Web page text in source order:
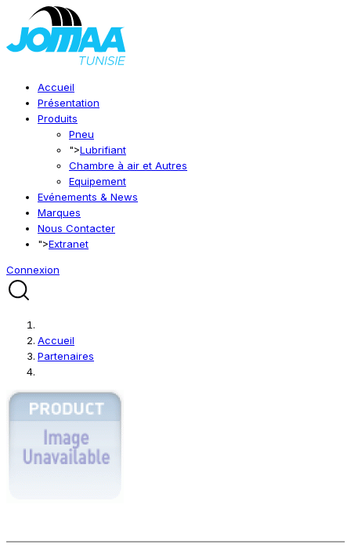
Accueil
Présentation
Produits
Pneu
">Lubrifiant
Chambre à air et Autres
Equipement
Evénements & News
Marques
Nous Contacter
">Extranet
Connexion
Accueil
Partenaires